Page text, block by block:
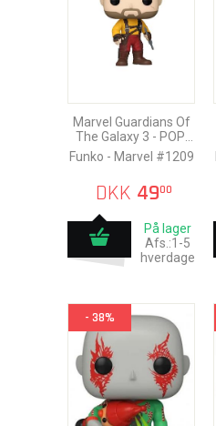
Marvel Guardians Of
The Galaxy 3 - POP!
Kraglin
Funko - Marvel #1209
DKK 4900
På lager
Afs.:1-5
hverdage
- 38%